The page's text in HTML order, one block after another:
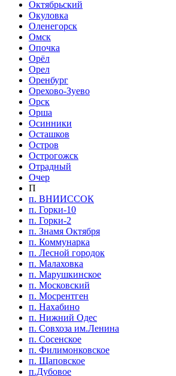
Октябрьский
Окуловка
Оленегорск
Омск
Опочка
Орёл
Орел
Оренбург
Орехово-Зуево
Орск
Орша
Осинники
Осташков
Остров
Острогожск
Отрадный
Очер
П
п. ВНИИССОК
п. Горки-10
п. Горки-2
п. Знамя Октября
п. Коммунарка
п. Лесной городок
п. Малаховка
п. Марушкинское
п. Московский
п. Мосрентген
п. Нахабино
п. Нижний Одес
п. Совхоза им.Ленина
п. Сосенское
п. Филимонковское
п. Щаповское
п.Дубовое